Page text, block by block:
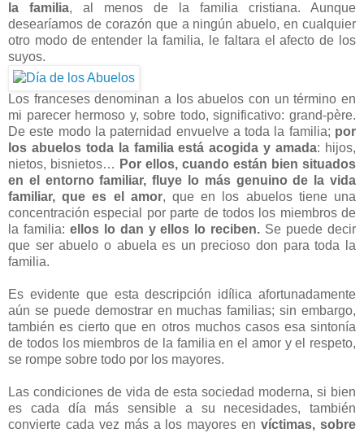
la familia, al menos de la familia cristiana. Aunque
desearíamos de corazón que a ningún abuelo, en cualquier
otro modo de entender la familia, le faltara el afecto de los
suyos.
Los franceses denominan a los abuelos con un término en
mi parecer hermoso y, sobre todo, significativo: grand-père.
De este modo la paternidad envuelve a toda la familia; por
los abuelos toda la familia está acogida y amada: hijos,
nietos, bisnietos… Por ellos, cuando están bien situados
en el entorno familiar, fluye lo más genuino de la vida
familiar, que es el amor, que en los abuelos tiene una
concentración especial por parte de todos los miembros de
la familia: ellos lo dan y ellos lo reciben. Se puede decir
que ser abuelo o abuela es un precioso don para toda la
familia.
Es evidente que esta descripción idílica afortunadamente
aún se puede demostrar en muchas familias; sin embargo,
también es cierto que en otros muchos casos esa sintonía
de todos los miembros de la familia en el amor y el respeto,
se rompe sobre todo por los mayores.
Las condiciones de vida de esta sociedad moderna, si bien
es cada día más sensible a su necesidades, también
convierte cada vez más a los mayores envíctimas, sobre